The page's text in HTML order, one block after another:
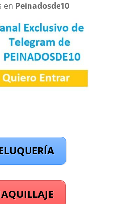
en Peinadosde10